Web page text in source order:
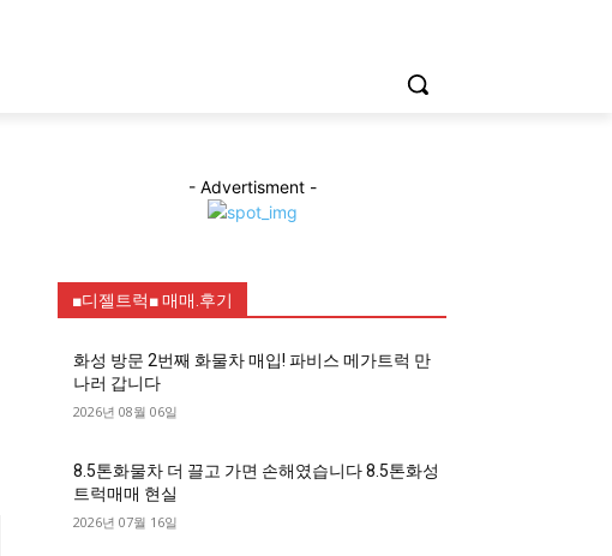
- Advertisment -
■디젤트럭■ 매매.후기
화성 방문 2번째 화물차 매입! 파비스 메가트럭 만
나러 갑니다
2026년 08월 06일
8.5톤화물차 더 끌고 가면 손해였습니다 8.5톤화성
트럭매매 현실
2026년 07월 16일